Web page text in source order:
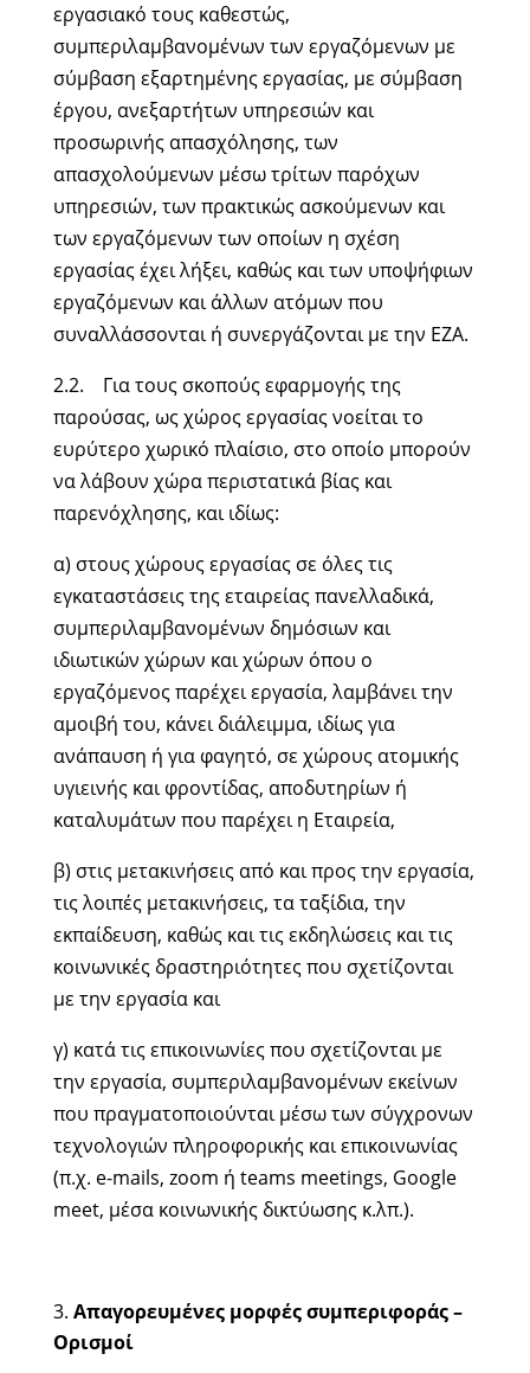
εργασιακό τους καθεστώς,
συμπεριλαμβανομένων των εργαζόμενων με
σύμβαση εξαρτημένης εργασίας, με σύμβαση
έργου, ανεξαρτήτων υπηρεσιών και
προσωρινής απασχόλησης, των
απασχολούμενων μέσω τρίτων παρόχων
υπηρεσιών, των πρακτικώς ασκούμενων και
των εργαζόμενων των οποίων η σχέση
εργασίας έχει λήξει, καθώς και των υποψήφιων
εργαζόμενων και άλλων ατόμων που
συναλλάσσονται ή συνεργάζονται με την ΕΖΑ.
2.2. Για τους σκοπούς εφαρμογής της
παρούσας, ως χώρος εργασίας νοείται το
ευρύτερο χωρικό πλαίσιο, στο οποίο μπορούν
να λάβουν χώρα περιστατικά βίας και
παρενόχλησης, και ιδίως:
α) στους χώρους εργασίας σε όλες τις
εγκαταστάσεις της εταιρείας πανελλαδικά,
συμπεριλαμβανομένων δημόσιων και
ιδιωτικών χώρων και χώρων όπου ο
εργαζόμενος παρέχει εργασία, λαμβάνει την
αμοιβή του, κάνει διάλειμμα, ιδίως για
ανάπαυση ή για φαγητό, σε χώρους ατομικής
υγιεινής και φροντίδας, αποδυτηρίων ή
καταλυμάτων που παρέχει η Εταιρεία,
β) στις μετακινήσεις από και προς την εργασία,
τις λοιπές μετακινήσεις, τα ταξίδια, την
εκπαίδευση, καθώς και τις εκδηλώσεις και τις
κοινωνικές δραστηριότητες που σχετίζονται
με την εργασία και
γ) κατά τις επικοινωνίες που σχετίζονται με
την εργασία, συμπεριλαμβανομένων εκείνων
που πραγματοποιούνται μέσω των σύγχρονων
τεχνολογιών πληροφορικής και επικοινωνίας
(π.χ. e-mails, zoom ή teams meetings, Google
meet, μέσα κοινωνικής δικτύωσης κ.λπ.).
Απαγορευμένες μορφές συμπεριφοράς –
Ορισμοί